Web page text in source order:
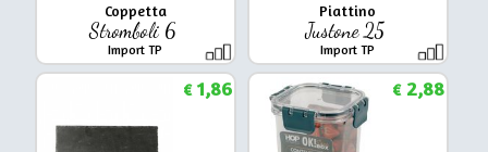
Coppetta
Stromboli 6
Import TP
Piattino
Justone 25
Import TP
€1,86 €2,88